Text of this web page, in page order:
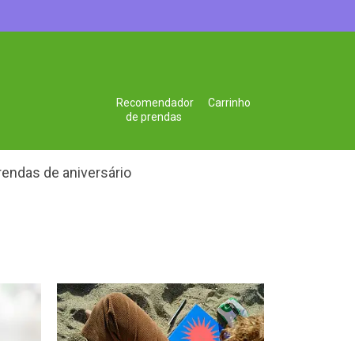
Carrinho
Recomendador
de prendas
de aniversário